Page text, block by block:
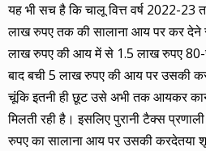
यह भी सच है कि चालू वित्त वर्ष 2022-23
लाख रुपए तक की सालाना आय पर कर
लाख रुपए की आय में से 1.5 लाख रुपए
बाद बची 5 लाख रुपए की आय पर उसकी
चूंकि इतनी ही छूट उसे अभी तक आयकर
मिलती रही है। इसलिए पुरानी टैक्स
रुपए का सालाना आय पर उसकी करदेतया